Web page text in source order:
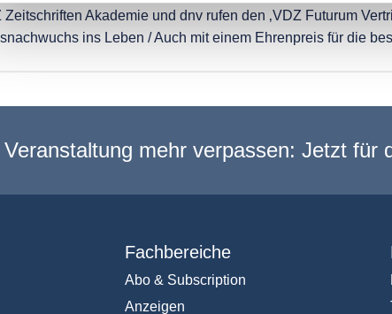
Zeitschriften Akademie und dnv rufen den ‚VDZ Futurum
ins Leben / Auch mit einem Ehrenpreis für die
Veranstaltung mehr verpassen: Jetzt für
Fachbereiche
Abo & Subscription
Anzeigen